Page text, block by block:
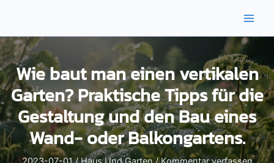
springen
Wie baut man einen vertikalen
Garten? Praktische Tipps für die
Gestaltung und den Bau eines
Wand- oder Balkongartens.